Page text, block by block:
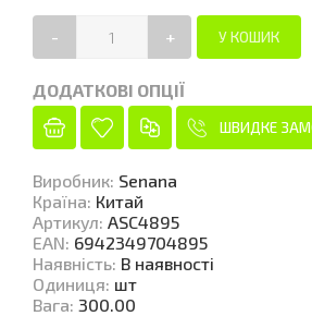
- +
ДОДАТКОВІ ОПЦІЇ
ШВИДКЕ
Виробник: Senana
Країна: Китай
Артикул: ASC4895
EAN: 6942349704895
Наявність: В наявності
Одиниця: шт
Вага: 300.00